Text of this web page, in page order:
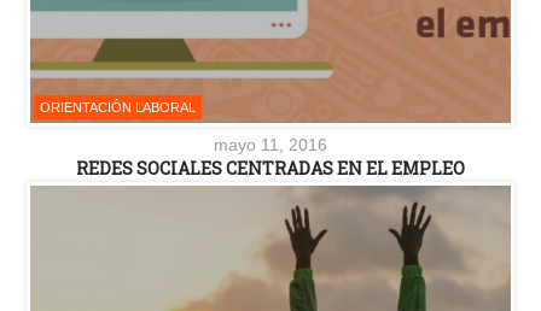
ORIENTACIÓN LABORAL
mayo 11, 2016
REDES SOCIALES CENTRADAS EN EL EMPLEO